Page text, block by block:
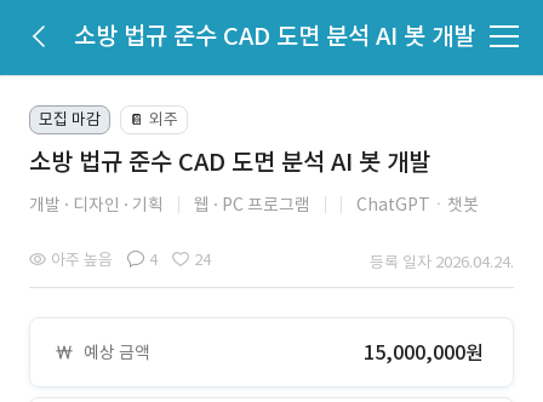
소방 법규 준수 CAD 도면 분석 AI 봇 개발
모집 마감 📔 외주
소방 법규 준수 CAD 도면 분석 AI 봇 개발
개발 디자인 기획 웹 PC 프로그램 ChatGPTㆍ챗봇
아주 높음 4 24 등록 일자 2026.04.24.
예상 금액 15,000,000원